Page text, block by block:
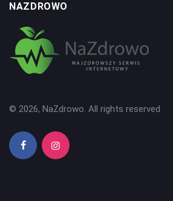
NAZDROWO
© 2026, NaZdrowo. All rights reserved